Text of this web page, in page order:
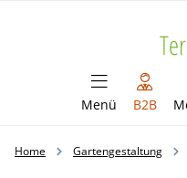
Menü B2B
Home Gartengestaltung